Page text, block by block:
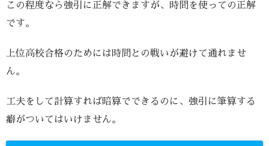
この程度なら強引に正解できますが、時間を使っての正解
です。
上位高校合格のためには時間との戦いが避けて通れませ
ん。
工夫をして計算すれば暗算でできるのに、強引に筆算する
癖がついてはいけません。